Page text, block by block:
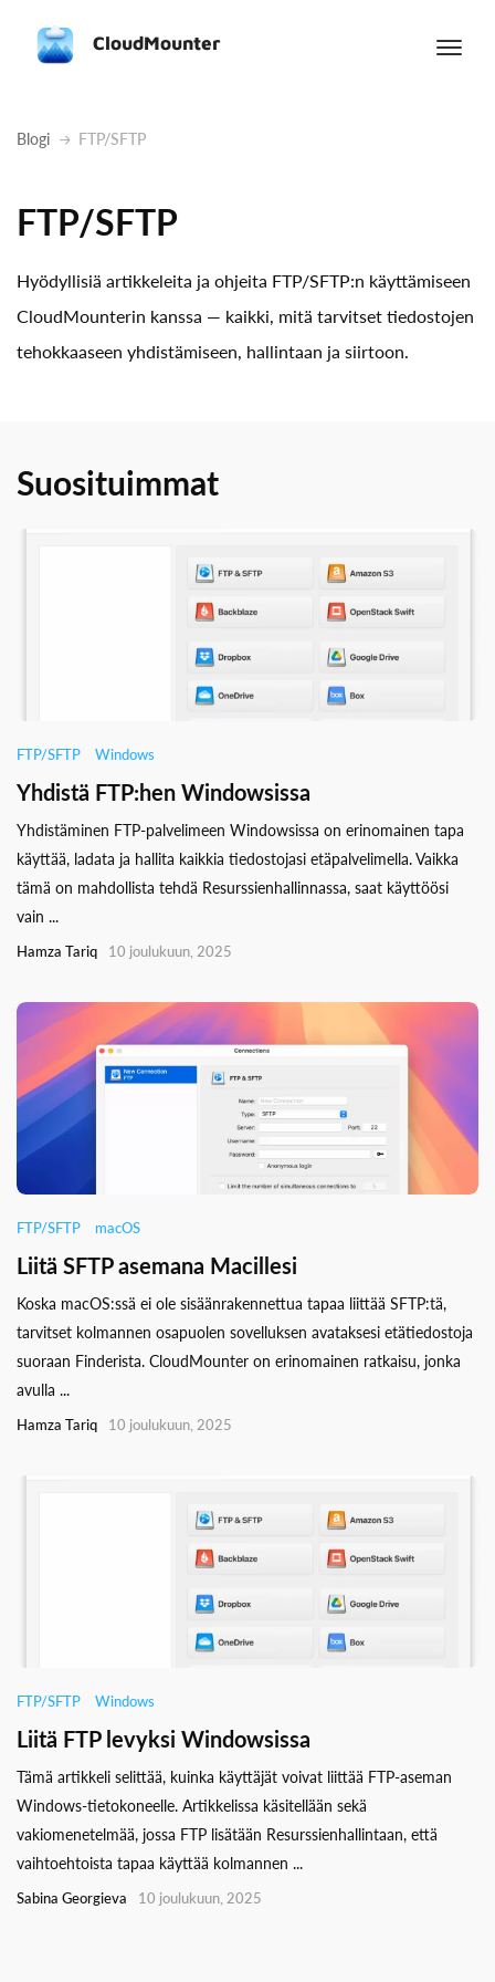
CloudMounter
Blogi FTP/SFTP
FTP/SFTP
Hyödyllisiä artikkeleita ja ohjeita FTP/SFTP:n käyttämiseen
CloudMounterin kanssa — kaikki, mitä tarvitset tiedostojen
tehokkaaseen yhdistämiseen, hallintaan ja siirtoon.
Suosituimmat
FTP/SFTP Windows
Yhdistä FTP:hen Windowsissa
Yhdistäminen FTP-palvelimeen Windowsissa on erinomainen tapa
käyttää, ladata ja hallita kaikkia tiedostojasi etäpalvelimella. Vaikka
tämä on mahdollista tehdä Resurssienhallinnassa, saat käyttöösi
vain ...
Hamza Tariq 10 joulukuun, 2025
FTP/SFTP macOS
Liitä SFTP asemana Macillesi
Koska macOS:ssä ei ole sisäänrakennettua tapaa liittää SFTP:tä,
tarvitset kolmannen osapuolen sovelluksen avataksesi etätiedostoja
suoraan Finderista. CloudMounter on erinomainen ratkaisu, jonka
avulla ...
Hamza Tariq 10 joulukuun, 2025
FTP/SFTP Windows
Liitä FTP levyksi Windowsissa
Tämä artikkeli selittää, kuinka käyttäjät voivat liittää FTP-aseman
Windows-tietokoneelle. Artikkelissa käsitellään sekä
vakiomenetelmää, jossa FTP lisätään Resurssienhallintaan, että
vaihtoehtoista tapaa käyttää kolmannen ...
Sabina Georgieva 10 joulukuun, 2025